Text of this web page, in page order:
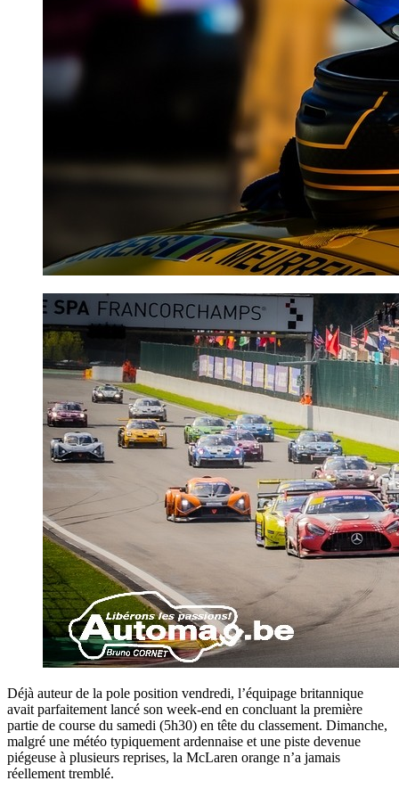
Déjà auteur de la pole position vendredi, l’équipage britannique
avait parfaitement lancé son week-end en concluant la première
partie de course du samedi (5h30) en tête du classement. Dimanche,
malgré une météo typiquement ardennaise et une piste devenue
piégeuse à plusieurs reprises, la McLaren orange n’a jamais
réellement tremblé.